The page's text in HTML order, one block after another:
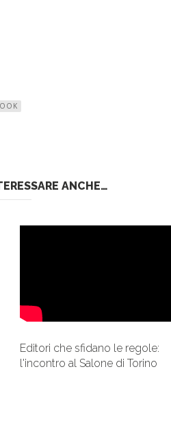
ANCHE…
Editori che sfidano le regole:
l'incontro al Salone di Torino